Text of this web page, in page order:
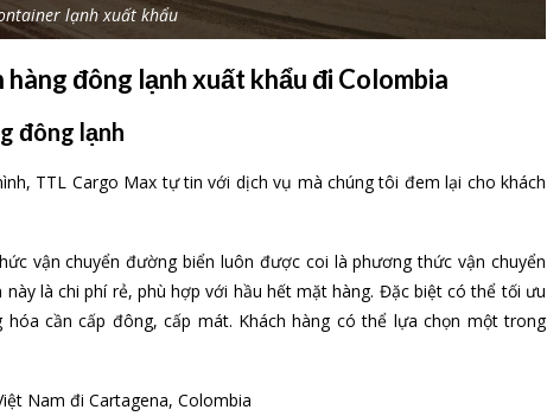
lạnh xuất khẩu
đông lạnh xuất khẩu đi Colombia
đông lạnh
TTL Cargo Max tự tin với dịch vụ mà chúng tôi đem lại cho khách
vận chuyển đường biển luôn được coi là phương thức vận chuyển
là chi phí rẻ, phù hợp với hầu hết mặt hàng. Đặc biệt có thể tối ưu
cần cấp đông, cấp mát. Khách hàng có thể lựa chọn một trong
Nam đi Cartagena, Colombia